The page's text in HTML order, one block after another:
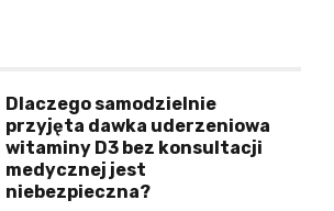
Dlaczego samodzielnie
przyjęta dawka uderzeniowa
witaminy D3 bez konsultacji
medycznej jest
niebezpieczna?